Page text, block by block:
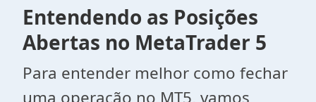
Entendendo as Posições
Abertas no MetaTrader 5
Para entender melhor como fechar
uma operação no MT5, vamos